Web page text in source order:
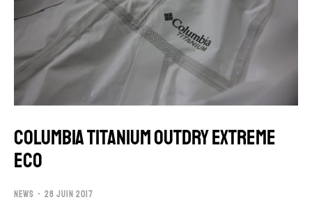
COLUMBIA TITANIUM OUTDRY EXTREME
ECO
NEWS 28 JUIN 2017